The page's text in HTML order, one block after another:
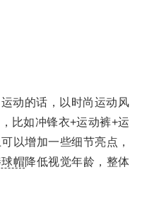
动的话，以时尚运动风
比如冲锋衣+运动裤+运
以增加一些细节亮点，
帽降低视觉年龄，整体